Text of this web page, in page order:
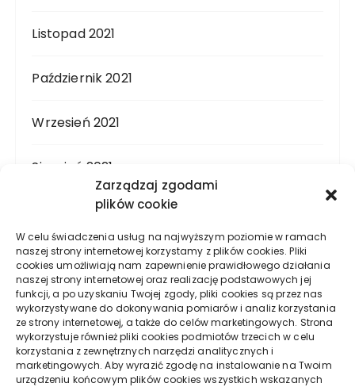
Zarządzaj zgodami
plików cookie
W celu świadczenia usług na najwyższym poziomie w ramach
naszej strony internetowej korzystamy z plików cookies. Pliki
cookies umożliwiają nam zapewnienie prawidłowego działania
naszej strony internetowej oraz realizację podstawowych jej
funkcji, a po uzyskaniu Twojej zgody, pliki cookies są przez nas
wykorzystywane do dokonywania pomiarów i analiz korzystania
ze strony internetowej, a także do celów marketingowych. Strona
wykorzystuje również pliki cookies podmiotów trzecich w celu
korzystania z zewnętrznych narzędzi analitycznych i
marketingowych. Aby wyrazić zgodę na instalowanie na Twoim
urządzeniu końcowym plików cookies wszystkich wskazanych
Listopad 2021
Październik 2021
Wrzesień 2021
Sierpień 2021
Lipiec 2021
Czerwiec 2021
Maj 2021
Kwiecień 2021